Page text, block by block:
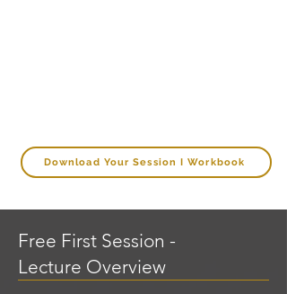
Download Your Session I Workbook
Free First Session -
Lecture Overview